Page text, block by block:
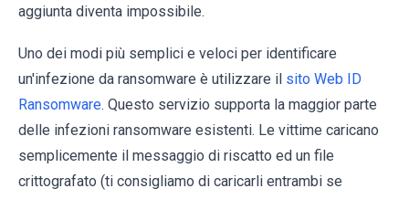
aggiunta diventa impossibile.
Uno dei modi più semplici e veloci per identificare
un'infezione da ransomware è utilizzare il sito Web ID
Ransomware. Questo servizio supporta la maggior parte
delle infezioni ransomware esistenti. Le vittime caricano
semplicemente il messaggio di riscatto ed un file
crittografato (ti consigliamo di caricarli entrambi se